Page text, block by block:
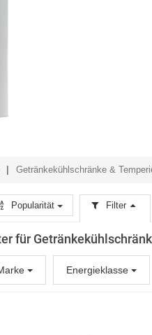
Getränkekühlschränke &
Popularität Filter
für
Energieklasse